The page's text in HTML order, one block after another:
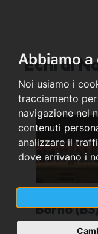
Abbiamo
Noi usiamo i
tracciamento
navigazione nel
contenuti
analizzare il
dove arrivano i
Echi di
Borno